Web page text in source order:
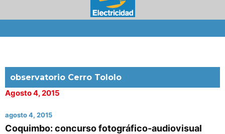
observatorio Cerro Tololo
Agosto 4, 2015
agosto 4, 2015
Coquimbo: concurso fotográfico-audiovisual